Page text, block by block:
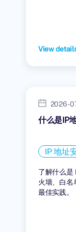
View
2026-
什么是IP
IP 地址
了解什么是
火墙、白名
最佳实践。